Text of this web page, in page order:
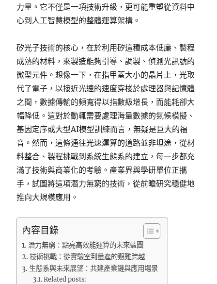
力量。它不僅是一項技術升級，更可能重塑從資料中
心到人工智慧模型的整體運算架構。
矽光子技術的核心，在於利用矽這種成本低廉、製程
成熟的材料，來製造能夠引導、調製、偵測光訊號的
微型元件。想像一下，在指甲蓋大小的晶片上，光取
代了電子，以接近光速的速度穿梭於處理器與記憶體
之間，數據傳輸的頻寬得以指數級增長，而能耗卻大
幅降低。這對於動輒需要處理海量數據的氣候模擬、
基因定序或大型AI模型訓練而言，無疑是巨大的福
音。然而，這條通往光速運算的道路並非坦途，從材
料整合、製程挑戰到系統生態系的建立，每一步都充
滿了技術與商業化的考驗。產業界與學研單位正攜
手，試圖將這項潛力無窮的技術，從前瞻研究穩健地
推向大規模應用。
內容目錄
潛力無窮：點亮高效能運算的未來藍圖
技術挑戰：從實驗室到量產的艱難跨越
生態系與未來展望：共建產業鏈與應用場景
Related posts: